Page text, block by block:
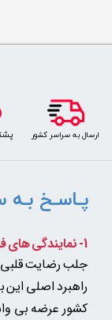
​ارسال به سراسر کشور
پـاسـخ بـه
1- نمایندگی های فروش حضوری هم دارید؟
جلب رضایت قلبی
راهبرد اصلی
کشور عرضه بی